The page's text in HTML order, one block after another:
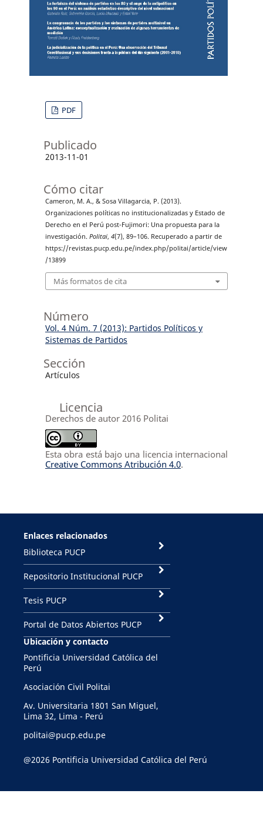
PDF
Publicado
2013-11-01
Cómo citar
Cameron, M. A., & Sosa Villagarcia, P. (2013).
Organizaciones políticas no institucionalizadas y Estado de
Derecho en el Perú post-Fujimori: Una propuesta para la
investigación. Politai, 4(7), 89–106. Recuperado a partir de
https://revistas.pucp.edu.pe/index.php/politai/article/view
/13899
Más formatos de cita
Número
Vol. 4 Núm. 7 (2013): Partidos Políticos y
Sistemas de Partidos
Sección
Artículos
Licencia
Derechos de autor 2016 Politai
Esta obra está bajo una licencia internacional
Creative Commons Atribución 4.0.
Enlaces relacionados
Biblioteca PUCP
Repositorio Institucional PUCP
Tesis PUCP
Portal de Datos Abiertos PUCP
Ubicación y contacto
Pontificia Universidad Católica del
Perú
Asociación Civil Politai
Av. Universitaria 1801 San Miguel,
Lima 32, Lima - Perú
politai@pucp.edu.pe
@2026 Pontificia Universidad Católica del Perú